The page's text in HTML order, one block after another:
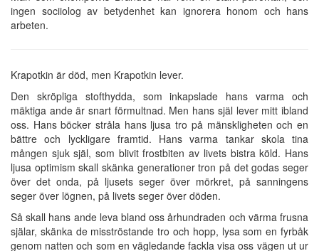
ingen sociiolog av betydenhet kan ignorera honom och hans
arbeten.
Krapotkin är död, men Krapotkin lever.
Den skröpliga stofthydda, som inkapslade hans varma och
mäktiga ande är snart förmultnad. Men hans själ lever mitt ibland
oss. Hans böcker stråla hans ljusa tro på mänskligheten och en
bättre och lyckligare framtid. Hans varma tankar skola tina
mången sjuk själ, som blivit frostbiten av livets bistra köld. Hans
ljusa optimism skall skänka generationer tron på det godas seger
över det onda, på ljusets seger över mörkret, på sanningens
seger över lögnen, på livets seger över döden.
Så skall hans ande leva bland oss århundraden och värma frusna
själar, skänka de misströstande tro och hopp, lysa som en fyrbåk
genom natten och som en vägledande fackla visa oss vägen ut ur